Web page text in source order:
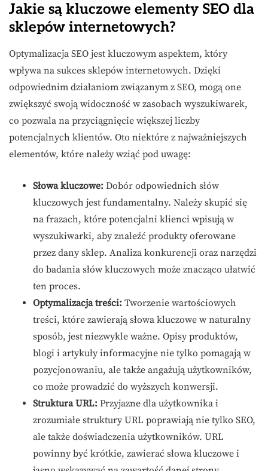
Jakie są kluczowe elementy SEO dla
sklepów internetowych?
Optymalizacja SEO jest kluczowym aspektem, który
wpływa na sukces sklepów internetowych. Dzięki
odpowiednim działaniom związanym z SEO, mogą one
zwiększyć swoją widoczność w zasobach wyszukiwarek,
co pozwala na przyciągnięcie większej liczby
potencjalnych klientów. Oto niektóre z najważniejszych
elementów, które należy wziąć pod uwagę:
Słowa kluczowe: Dobór odpowiednich słów
kluczowych jest fundamentalny. Należy skupić się
na frazach, które potencjalni klienci wpisują w
wyszukiwarki, aby znaleźć produkty oferowane
przez dany sklep. Analiza konkurencji oraz narzędzi
do badania słów kluczowych może znacząco ułatwić
ten proces.
Optymalizacja treści: Tworzenie wartościowych
treści, które zawierają słowa kluczowe w naturalny
sposób, jest niezwykle ważne. Opisy produktów,
blogi i artykuły informacyjne nie tylko pomagają w
pozycjonowaniu, ale także angażują użytkowników,
co może prowadzić do wyższych konwersji.
Struktura URL: Przyjazne dla użytkownika i
zrozumiałe struktury URL poprawiają nie tylko SEO,
ale także doświadczenia użytkowników. URL
powinny być krótkie, zawierać słowa kluczowe i